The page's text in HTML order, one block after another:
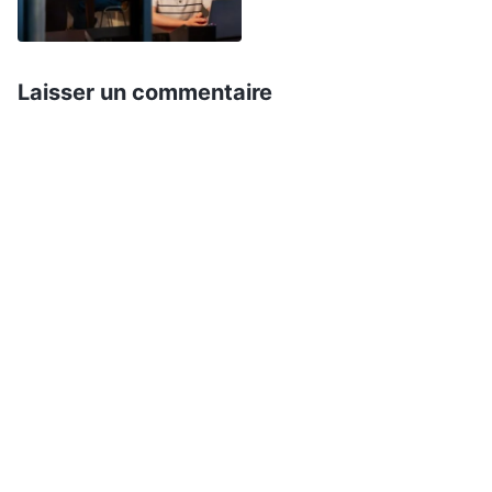
des manquements et de lui rendre la vie difficile ?
dirigeant ne va-t-il pas me muter ou me renvoyer
Laisser un commentaire